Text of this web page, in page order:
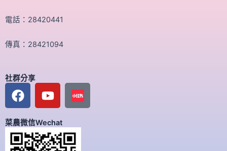
電話：28420441
傳真：28421094
社群分享
F
a
e
b
Y
o
t
u
菜農微信Wechat